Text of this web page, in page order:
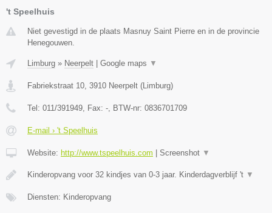
't Speelhuis
Niet gevestigd in de plaats Masnuy Saint Pierre en in de provincie
Henegouwen.
Limburg » Neerpelt Google maps ▼
Fabriekstraat 10 3910 Neerpelt ( Limburg)
Tel: 011/391949 , Fax: - , BTW-nr: 0836701709
E-mail › 't Speelhuis
Website: http://www.tspeelhuis.com Screenshot ▼
Kinderopvang voor 32 kindjes van 0-3 jaar. Kinderdagverblijf 't ▼
Diensten: Kinderopvang